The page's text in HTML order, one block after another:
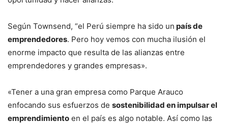
Según Townsend, “el Perú siempre ha sido un país de
emprendedores. Pero hoy vemos con mucha ilusión el
enorme impacto que resulta de las alianzas entre
emprendedores y grandes empresas».
«Tener a una gran empresa como Parque Arauco
enfocando sus esfuerzos de sostenibilidad en impulsar el
emprendimiento en el país es algo notable. Así como las